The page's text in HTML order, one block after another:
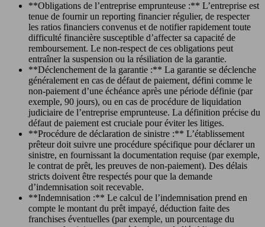
**Obligations de l’entreprise emprunteuse :** L’entreprise est
tenue de fournir un reporting financier régulier, de respecter
les ratios financiers convenus et de notifier rapidement toute
difficulté financière susceptible d’affecter sa capacité de
remboursement. Le non-respect de ces obligations peut
entraîner la suspension ou la résiliation de la garantie.
**Déclenchement de la garantie :** La garantie se déclenche
généralement en cas de défaut de paiement, défini comme le
non-paiement d’une échéance après une période définie (par
exemple, 90 jours), ou en cas de procédure de liquidation
judiciaire de l’entreprise emprunteuse. La définition précise du
défaut de paiement est cruciale pour éviter les litiges.
**Procédure de déclaration de sinistre :** L’établissement
prêteur doit suivre une procédure spécifique pour déclarer un
sinistre, en fournissant la documentation requise (par exemple,
le contrat de prêt, les preuves de non-paiement). Des délais
stricts doivent être respectés pour que la demande
d’indemnisation soit recevable.
**Indemnisation :** Le calcul de l’indemnisation prend en
compte le montant du prêt impayé, déduction faite des
franchises éventuelles (par exemple, un pourcentage du